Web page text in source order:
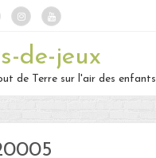
de-jeux
de Terre sur l'air des enfants